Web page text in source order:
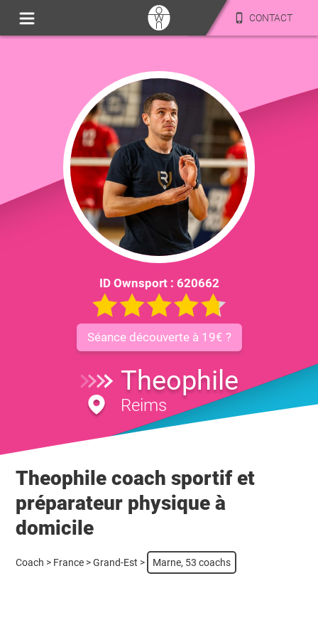
CONTACT
ID Ownsport : 620662
Séance découverte à 19€ ?
Theophile
Reims
Theophile coach sportif et
préparateur physique à
domicile
Coach > France > Grand-Est > Marne, 53 coachs